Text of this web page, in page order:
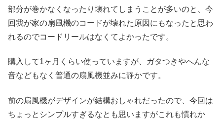
部分が巻かなくなったり壊れてしまうことが多いのと、今
回我が家の扇風機のコードが壊れた原因にもなったと思わ
れるのでコードリールはなくてよかったです。
購入して1ヶ月くらい使っていますが、ガタつきやへんな
音などもなく普通の扇風機並みに静かです。
前の扇風機がデザインが結構おしゃれだったので、今回は
ちょっとシンプルすぎるなとも思いますがこれも慣れか